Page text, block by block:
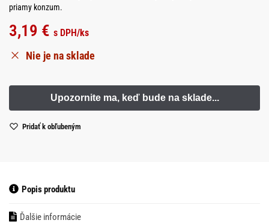
priamy konzum.
3,19 € s DPH/ks
Nie je na sklade
Pridať k obľubeným
Popis produktu
Ďalšie informácie